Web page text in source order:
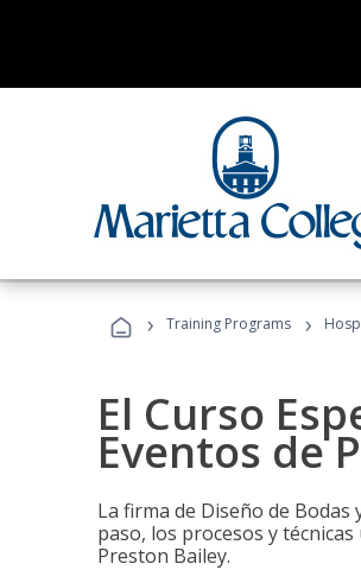
› Training Programs ›
El Curso
Eventos de
La firma de Diseño de
paso, los procesos y
Preston Bailey.